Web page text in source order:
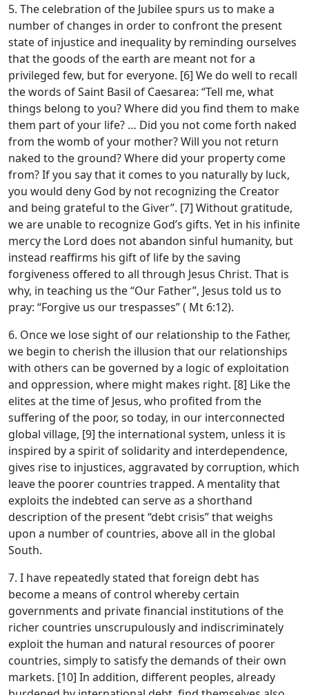
5. The celebration of the Jubilee spurs us to make a
number of changes in order to confront the present
state of injustice and inequality by reminding ourselves
that the goods of the earth are meant not for a
privileged few, but for everyone. [6] We do well to recall
the words of Saint Basil of Caesarea: “Tell me, what
things belong to you? Where did you find them to make
them part of your life? … Did you not come forth naked
from the womb of your mother? Will you not return
naked to the ground? Where did your property come
from? If you say that it comes to you naturally by luck,
you would deny God by not recognizing the Creator
and being grateful to the Giver”. [7] Without gratitude,
we are unable to recognize God’s gifts. Yet in his infinite
mercy the Lord does not abandon sinful humanity, but
instead reaffirms his gift of life by the saving
forgiveness offered to all through Jesus Christ. That is
why, in teaching us the “Our Father”, Jesus told us to
pray: “Forgive us our trespasses” ( Mt 6:12).
6. Once we lose sight of our relationship to the Father,
we begin to cherish the illusion that our relationships
with others can be governed by a logic of exploitation
and oppression, where might makes right. [8] Like the
elites at the time of Jesus, who profited from the
suffering of the poor, so today, in our interconnected
global village, [9] the international system, unless it is
inspired by a spirit of solidarity and interdependence,
gives rise to injustices, aggravated by corruption, which
leave the poorer countries trapped. A mentality that
exploits the indebted can serve as a shorthand
description of the present “debt crisis” that weighs
upon a number of countries, above all in the global
South.
7. I have repeatedly stated that foreign debt has
become a means of control whereby certain
governments and private financial institutions of the
richer countries unscrupulously and indiscriminately
exploit the human and natural resources of poorer
countries, simply to satisfy the demands of their own
markets. [10] In addition, different peoples, already